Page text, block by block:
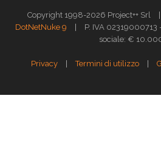
Copyright 1998-2026 Project++ Srl |
DotNetNuke 9
|
P. IVA 02319000713
sociale: €
Privacy | Termini di utilizzo |